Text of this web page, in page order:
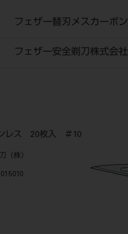
フェザー替刃メスカーボン
フェザー安全剃刀株式会社
レス 20枚入 ＃10
（株）